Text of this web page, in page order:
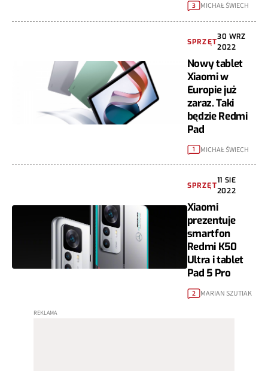
3 MICHAŁ ŚWIECH
SPRZĘT
30 WRZ
2022
Nowy tablet
Xiaomi w
Europie już
zaraz. Taki
będzie Redmi
Pad
1 MICHAŁ ŚWIECH
SPRZĘT
11 SIE
2022
Xiaomi
prezentuje
smartfon
Redmi K50
Ultra i tablet
Pad 5 Pro
2 MARIAN SZUTIAK